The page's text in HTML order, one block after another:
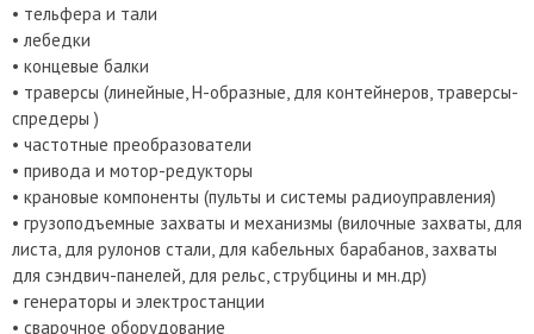
• тельфера и тали
• лебедки
• концевые балки
• траверсы (линейные, Н-образные, для контейнеров, траверсы-
спредеры )
• частотные преобразователи
• привода и мотор-редукторы
• крановые компоненты (пульты и системы радиоуправления)
• грузоподъемные захваты и механизмы (вилочные захваты, для
листа, для рулонов стали, для кабельных барабанов, захваты
для сэндвич-панелей, для рельс, струбцины и мн.др)
• генераторы и электростанции
• сварочное оборудование